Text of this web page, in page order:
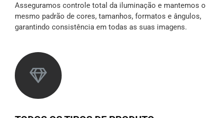
Asseguramos controle total da iluminação e mantemos o
mesmo padrão de cores, tamanhos, formatos e ângulos,
garantindo consistência em todas as suas imagens.